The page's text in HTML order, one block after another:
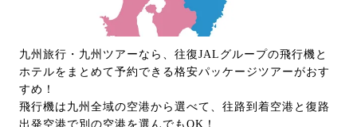
九州旅行・九州ツアーなら、往復JALグループの飛行機と
ホテルをまとめて予約できる格安パッケージツアーがおす
すめ！
飛行機は九州全域の空港から選べて、往路到着空港と復路
出発空港で別の空港を選んでもOK！